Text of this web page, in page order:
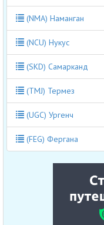
(NMA) Наманган
(NCU) Нукус
(SKD) Самарканд
(TMJ) Термез
(UGC) Ургенч
(FEG) Фергана